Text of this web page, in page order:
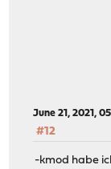
June 21, 2021,
#12
-kmod habe